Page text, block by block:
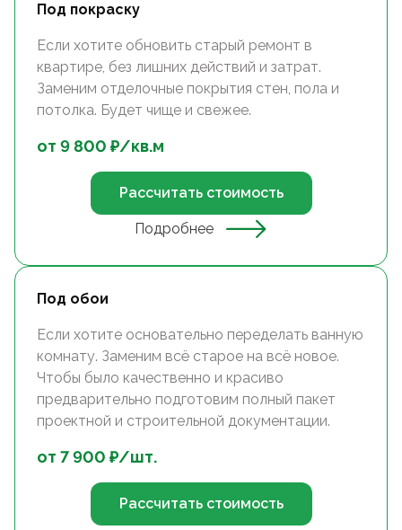
Под покраску
Если хотите обновить старый ремонт в
квартире, без лишних действий и затрат.
Заменим отделочные покрытия стен, пола и
потолка. Будет чище и свежее.
от 9 800 ₽/кв.м
Рассчитать стоимость
Подробнее
Под обои
Если хотите основательно переделать ванную
комнату. Заменим всё старое на всё новое.
Чтобы было качественно и красиво
предварительно подготовим полный пакет
проектной и строительной документации.
от 7 900 ₽/шт.
Рассчитать стоимость